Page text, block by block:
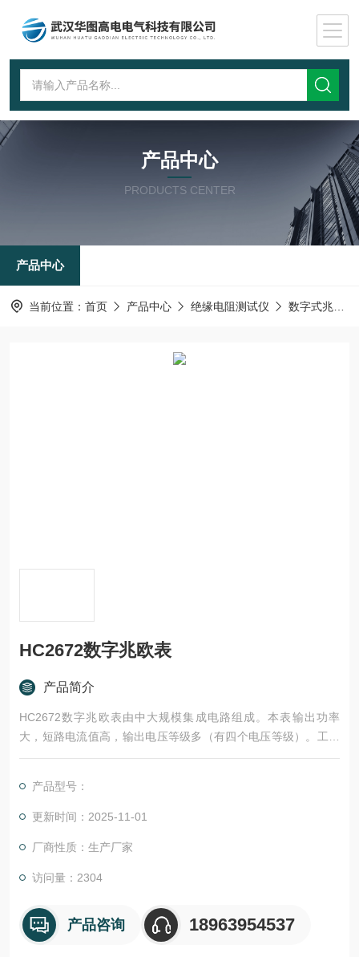
产品中心
PRODUCTS CENTER
产品中心
当前位置： 首页 产品中心 绝缘电阻测试仪 数字式兆欧表
HC2672数字兆欧表
产品简介
HC2672数字兆欧表由中大规模集成电路组成。本表输出功率
大，短路电流值高，输出电压等级多（有四个电压等级）。工作
原理为由机内电池作为电源经DC/DC变换产生的直流高压由E极
变换经除法器完成运算直接将被测的绝缘电阻值由LCD显示出
来。
产品型号：
更新时间：2025-11-01
厂商性质：生产厂家
访问量：2304
产品咨询 18963954537